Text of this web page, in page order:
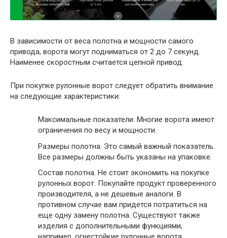
В зависимости от веса полотна и мощности самого
привода, ворота могут подниматься от 2 до 7 секунд.
Наименее скоростным считается цепной привод.
При покупке рулонные ворот следует обратить внимание
на следующие характеристики:
Максимальные показатели. Многие ворота имеют
ограничения по весу и мощности.
Размеры полотна. Это самый важный показатель.
Все размеры должны быть указаны на упаковке.
Состав полотна. Не стоит экономить на покупке
рулонных ворот. Покупайте продукт проверенного
производителя, а не дешевые аналоги. В
противном случае вам придется потратиться на
еще одну замену полотна. Существуют также
изделия с дополнительными функциями,